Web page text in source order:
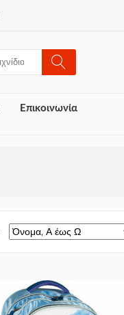
Επικοινωνία